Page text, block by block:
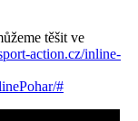
těšit ve
action.cz/inline-
#